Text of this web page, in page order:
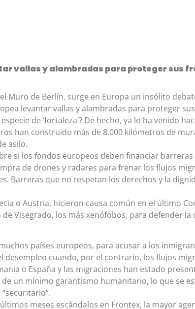
vallas y alambradas para proteger sus
Muro de Berlín, surge en Europa un insólito
levantar vallas y alambradas para proteger
de ‘fortaleza’? De hecho, ya lo ha venido
han construido más de 8.000 kilómetros de
asilo.
si los fondos europeos deben financiar
de drones y radares para frenar los flujos
Barreras que no respetan los derechos y la
o Austria, hicieron causa común en el último
Visegrado, los más xenófobos, para defender la
países europeos, para acusar a los
desempleo cuando, por el contrario, los flujos
o España y las migraciones han estado
un mínimo garantismo humanitario, lo que se
meses escándalos en Frontex, la mayor